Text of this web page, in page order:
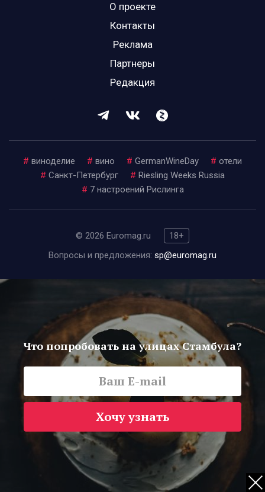
О проекте
Контакты
Реклама
Партнеры
Редакция
# виноделие # вино # GermanWineDay # отели
# Санкт-Петербург # Riesling Weeks Russia
# 7 настроений Рислинга
© 2026 Euromag.ru
18+
Вопросы и предложения: sp@euromag.ru
Что попробовать на улицах Стамбула?
Хочу узнать